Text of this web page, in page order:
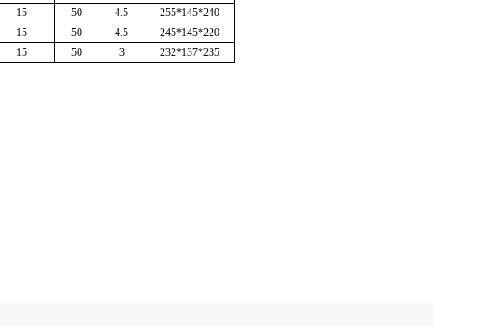
15 50 4.5
255*145*240
15 50 4.5
245*145*220
15 50 3 232*137*235